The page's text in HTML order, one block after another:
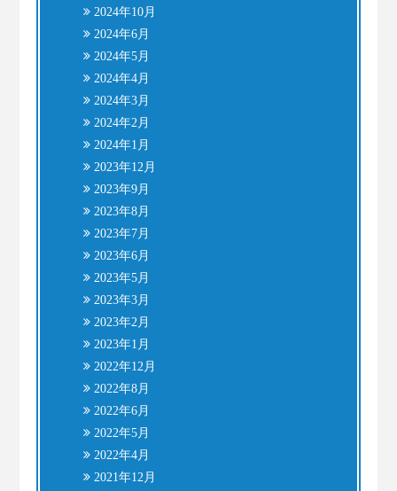
2024年10月
2024年6月
2024年5月
2024年4月
2024年3月
2024年2月
2024年1月
2023年12月
2023年9月
2023年8月
2023年7月
2023年6月
2023年5月
2023年3月
2023年2月
2023年1月
2022年12月
2022年8月
2022年6月
2022年5月
2022年4月
2021年12月